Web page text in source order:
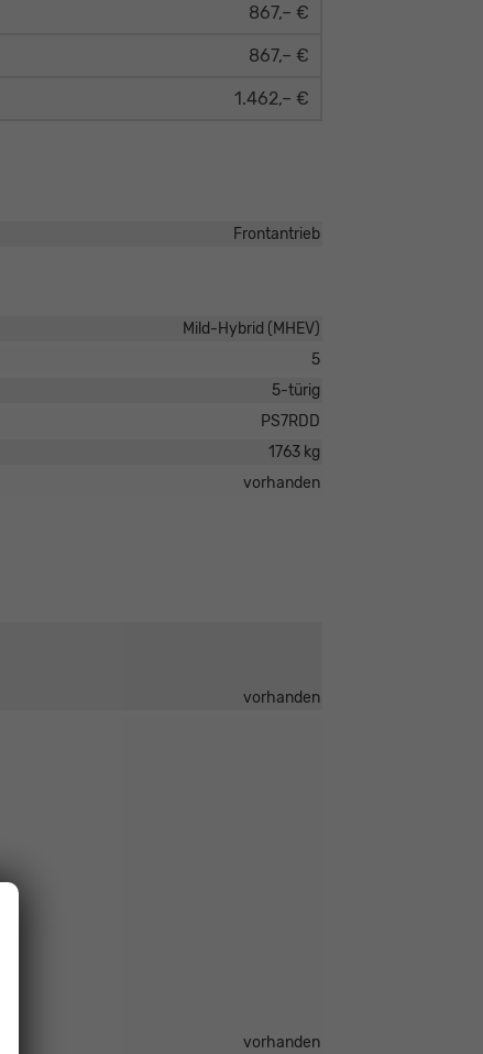
867,– €
867,– €
1.462,– €
Frontantrieb
Mild-Hybrid (MHEV)
5
5-türig
PS7RDD
1763 kg
vorhanden
vorhanden
vorhanden